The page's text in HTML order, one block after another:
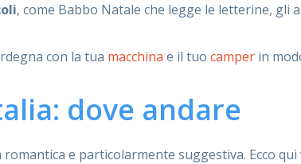
, come Babbo Natale che legge le letterine, gli
con la tua macchina e il tuo camper in
dove andare
romantica e particolarmente suggestiva. Ecco